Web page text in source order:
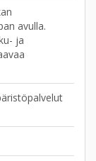
avulla.
ja